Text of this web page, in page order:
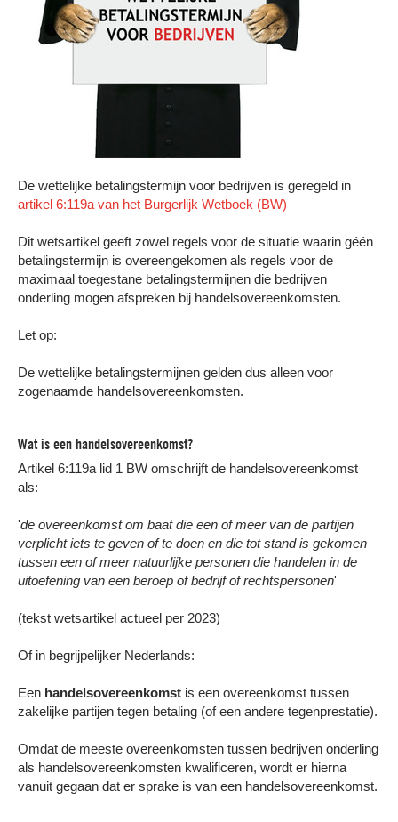
De wettelijke betalingstermijn voor bedrijven is geregeld in
artikel 6:119a van het Burgerlijk Wetboek (BW)
Dit wetsartikel geeft zowel regels voor de situatie waarin géén
betalingstermijn is overeengekomen als regels voor de
maximaal toegestane betalingstermijnen die bedrijven
onderling mogen afspreken bij handelsovereenkomsten.
Let op:
De wettelijke betalingstermijnen gelden dus alleen voor
zogenaamde handelsovereenkomsten.
Wat is een handelsovereenkomst?
Artikel 6:119a lid 1 BW omschrijft de handelsovereenkomst
als:
'de overeenkomst om baat die een of meer van de partijen
verplicht iets te geven of te doen en die tot stand is gekomen
tussen een of meer natuurlijke personen die handelen in de
uitoefening van een beroep of bedrijf of rechtspersonen'
(tekst wetsartikel actueel per 2023)
Of in begrijpelijker Nederlands:
Een handelsovereenkomst is een overeenkomst tussen
zakelijke partijen tegen betaling (of een andere tegenprestatie).
Omdat de meeste overeenkomsten tussen bedrijven onderling
als handelsovereenkomsten kwalificeren, wordt er hierna
vanuit gegaan dat er sprake is van een handelsovereenkomst.
uw maag zit. Dan bespreken wij samen de
beste aanpak van uw wanbetaler.